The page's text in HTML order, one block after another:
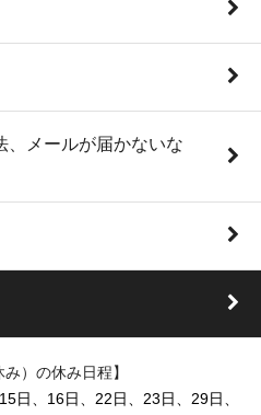
、メールが届かないな
み）の休み日程】
日、16日、22日、23日、29日、